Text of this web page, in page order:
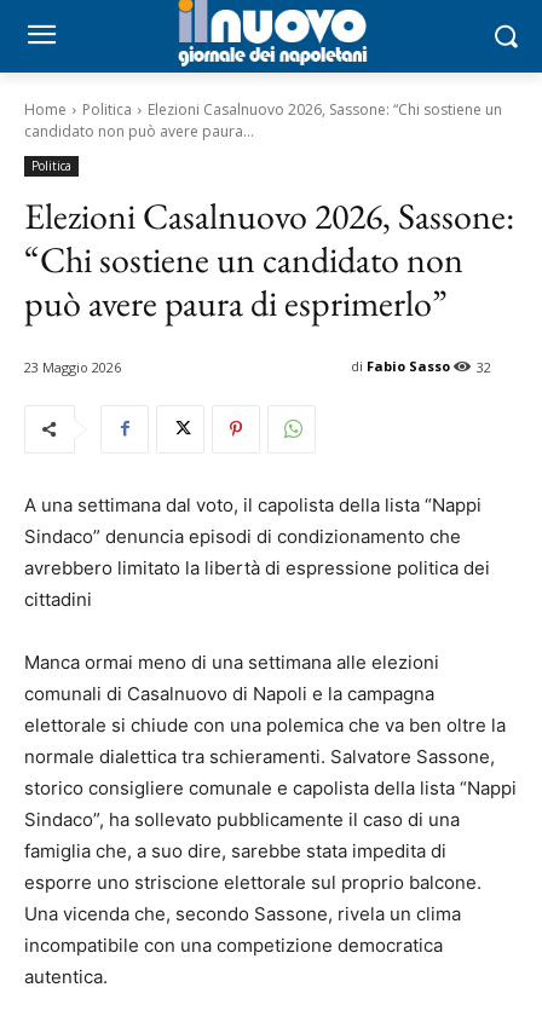
Home Politica
Elezioni Casalnuovo 2026, Sassone: “Chi sostiene un
candidato non può avere paura...
Politica
Elezioni Casalnuovo 2026, Sassone:
“Chi sostiene un candidato non
può avere paura di esprimerlo”
23 Maggio 2026 32
di Fabio Sasso
A una settimana dal voto, il capolista della lista “Nappi
Sindaco” denuncia episodi di condizionamento che
avrebbero limitato la libertà di espressione politica dei
cittadini
Manca ormai meno di una settimana alle elezioni
comunali di Casalnuovo di Napoli e la campagna
elettorale si chiude con una polemica che va ben oltre la
normale dialettica tra schieramenti. Salvatore Sassone,
storico consigliere comunale e capolista della lista “Nappi
Sindaco”, ha sollevato pubblicamente il caso di una
famiglia che, a suo dire, sarebbe stata impedita di
esporre uno striscione elettorale sul proprio balcone.
Una vicenda che, secondo Sassone, rivela un clima
incompatibile con una competizione democratica
autentica.